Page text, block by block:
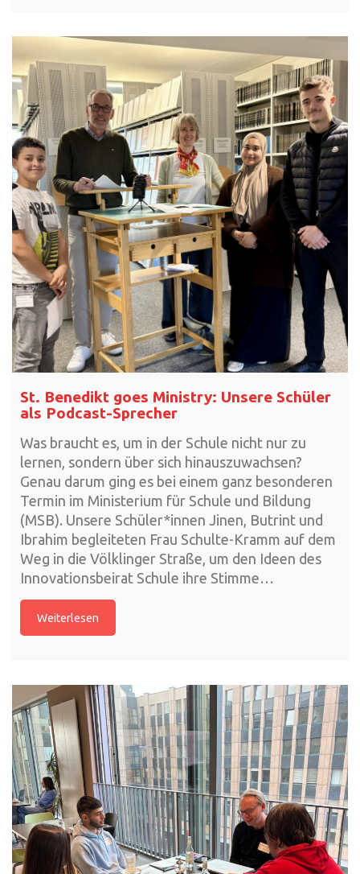
St. Benedikt goes Ministry: Unsere Schüler
als Podcast-Sprecher
Was braucht es, um in der Schule nicht nur zu
lernen, sondern über sich hinauszuwachsen?
Genau darum ging es bei einem ganz besonderen
Termin im Ministerium für Schule und Bildung
(MSB). Unsere Schüler*innen Jinen, Butrint und
Ibrahim begleiteten Frau Schulte-Kramm auf dem
Weg in die Völklinger Straße, um den Ideen des
Innovationsbeirat Schule ihre Stimme…
Weiterlesen